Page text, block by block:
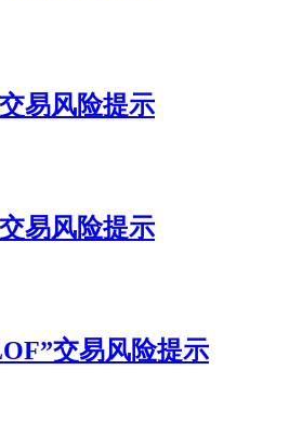
易风险提示
易风险提示
交易风险提示